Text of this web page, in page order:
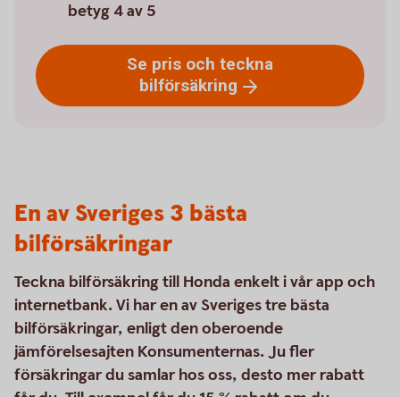
betyg 4 av 5
Se pris och teckna
bilförsäkring
En av Sveriges 3 bästa
bilförsäkringar
Teckna bilförsäkring till Honda enkelt i vår app och
internetbank. Vi har en av Sveriges tre bästa
bilförsäkringar, enligt den oberoende
jämförelsesajten Konsumenternas. Ju fler
försäkringar du samlar hos oss, desto mer rabatt